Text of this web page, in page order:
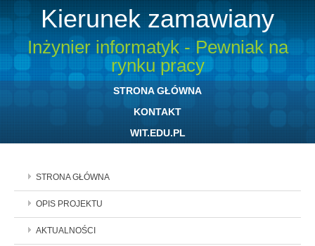
Kierunek zamawiany
Inżynier informatyk - Pewniak na
rynku pracy
STRONA GŁÓWNA
KONTAKT
WIT.EDU.PL
STRONA GŁÓWNA
OPIS PROJEKTU
AKTUALNOŚCI